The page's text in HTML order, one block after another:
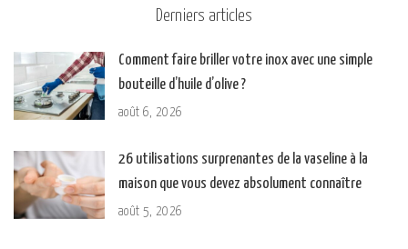
Derniers articles
Comment faire briller votre inox avec une simple
bouteille d’huile d’olive ?
août 6, 2026
26 utilisations surprenantes de la vaseline à la
maison que vous devez absolument connaître
août 5, 2026